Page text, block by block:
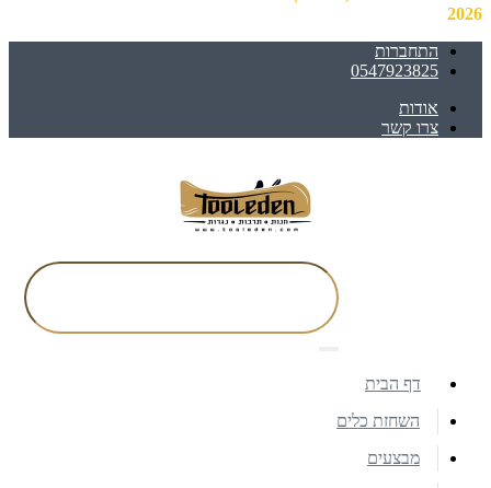
2026
התחברות
0547923825
אודות
צרו קשר
דף הבית
השחזת כלים
מבצעים